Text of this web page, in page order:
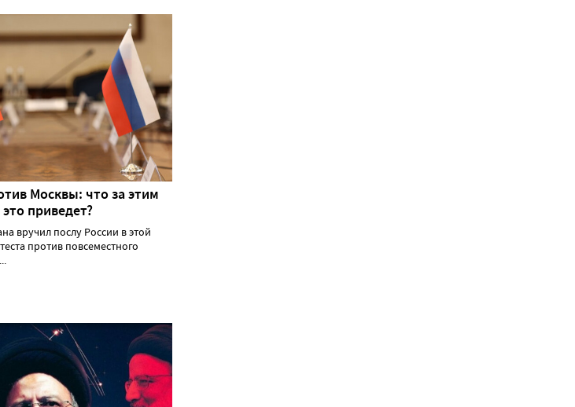
Москвы: что за этим
приведет?
вручил послу России в этой
против повсеместного